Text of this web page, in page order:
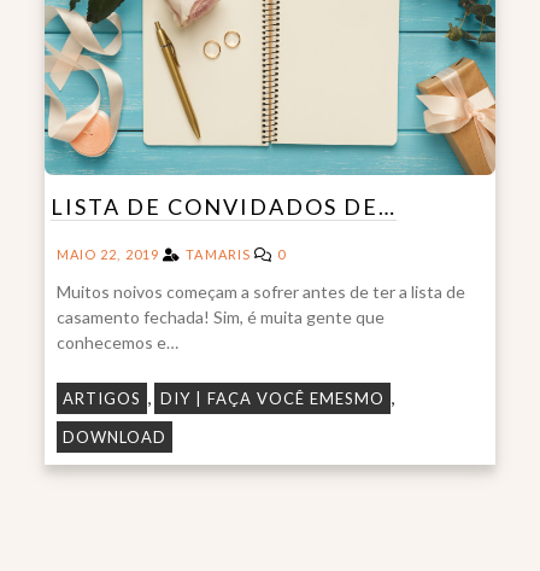
LISTA DE CONVIDADOS DE…
MAIO 22, 2019 TAMARIS 0
Muitos noivos começam a sofrer antes de ter a lista de
casamento fechada! Sim, é muita gente que
conhecemos e…
ARTIGOS , DIY | FAÇA VOCÊ EMESMO ,
DOWNLOAD